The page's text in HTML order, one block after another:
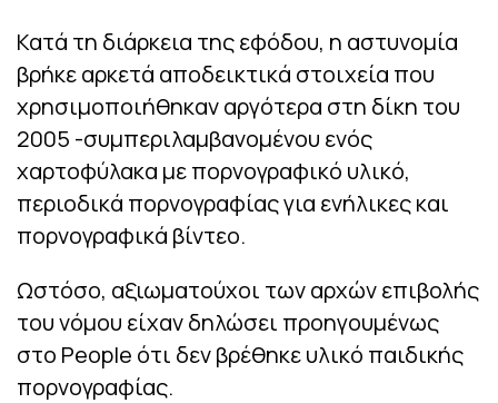
Κατά τη διάρκεια της εφόδου, η αστυνομία
βρήκε αρκετά αποδεικτικά στοιχεία που
χρησιμοποιήθηκαν αργότερα στη δίκη του
2005 -συμπεριλαμβανομένου ενός
χαρτοφύλακα με πορνογραφικό υλικό,
περιοδικά πορνογραφίας για ενήλικες και
πορνογραφικά βίντεο.
Ωστόσο, αξιωματούχοι των αρχών επιβολής
του νόμου είχαν δηλώσει προηγουμένως
στο People ότι δεν βρέθηκε υλικό παιδικής
πορνογραφίας.